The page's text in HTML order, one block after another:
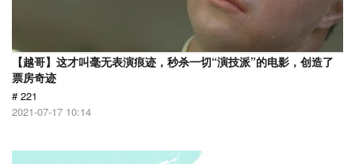
【越哥】这才叫毫无表演痕迹，秒杀一切“演技派”的电影，创造了
票房奇迹
# 221
2021-07-17 10:14